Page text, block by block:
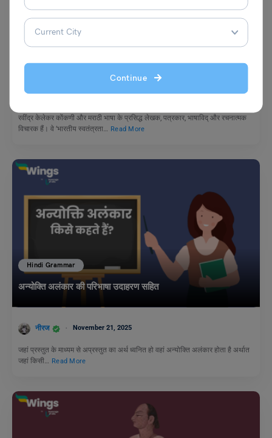
Continue
School Education
नीरज November 27, 2025
रवींद्र केलेकर कोंकणी और मराठी भाषा के प्रसिद्ध लेखक, पत्रकार, भाषाविद् और रचनात्मक
विचारक हैं। वे ‘भारतीय स्वतंत्रता…
Read More
Hindi Grammar
अन्योक्ति अलंकार की परिभाषा उदाहरण सहित
नीरज November 21, 2025
जहां प्रस्तुत के माध्यम से अप्रस्तुत का अर्थ ध्वनित हो वहां अन्योक्ति अलंकार होता है अर्थात
जहां किसी… Read More